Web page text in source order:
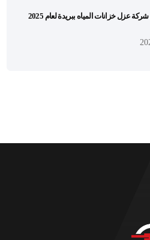
من هي أفضل شركة عزل خزانات المياه ببريدة لعام 2025